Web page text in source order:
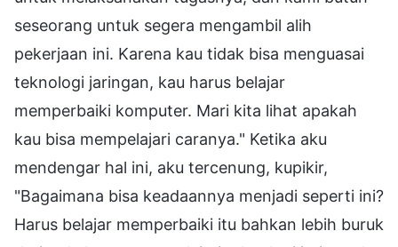
seseorang untuk segera mengambil alih
pekerjaan ini. Karena kau tidak bisa menguasai
teknologi jaringan, kau harus belajar
memperbaiki komputer. Mari kita lihat apakah
kau bisa mempelajari caranya." Ketika aku
mendengar hal ini, aku tercenung, kupikir,
"Bagaimana bisa keadaannya menjadi seperti ini?
Harus belajar memperbaiki itu bahkan lebih buruk